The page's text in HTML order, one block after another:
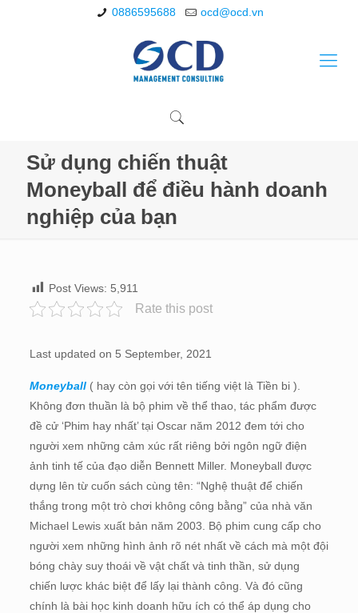
0886595688 ocd@ocd.vn
Sử dụng chiến thuật
Moneyball để điều hành doanh
nghiệp của bạn
Post Views: 5,911
Rate this post
Last updated on 5 September, 2021
Moneyball ( hay còn gọi với tên tiếng việt là Tiền bi ).
Không đơn thuần là bộ phim về thể thao, tác phẩm được
đề cử ‘Phim hay nhất’ tại Oscar năm 2012 đem tới cho
người xem những cảm xúc rất riêng bởi ngôn ngữ điện
ảnh tinh tế của đạo diễn Bennett Miller. Moneyball được
dựng lên từ cuốn sách cùng tên: “Nghệ thuật để chiến
thắng trong một trò chơi không công bằng” của nhà văn
Michael Lewis xuất bản năm 2003. Bộ phim cung cấp cho
người xem những hình ảnh rõ nét nhất về cách mà một đội
bóng chày suy thoái về vật chất và tinh thần, sử dụng
chiến lược khác biệt để lấy lại thành công. Và đó cũng
chính là bài học kinh doanh hữu ích có thể áp dụng cho